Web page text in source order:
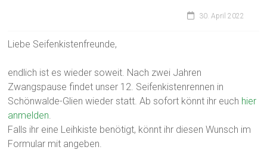
30. April 2022
Liebe Seifenkistenfreunde,
endlich ist es wieder soweit. Nach zwei Jahren
Zwangspause findet unser 12. Seifenkistenrennen in
Schönwalde-Glien wieder statt. Ab sofort könnt ihr euch hier
anmelden.
Falls ihr eine Leihkiste benötigt, könnt ihr diesen Wunsch im
Formular mit angeben.